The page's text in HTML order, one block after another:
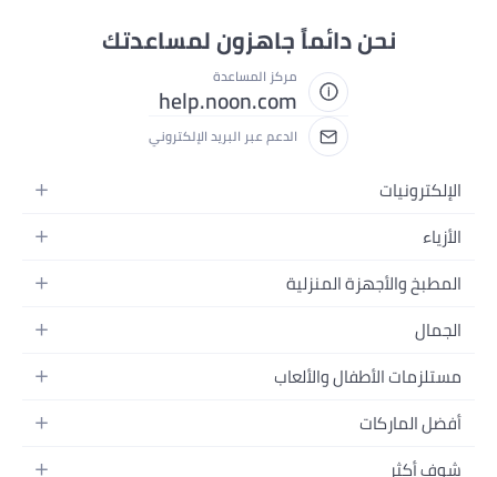
نحن دائماً جاهزون لمساعدتك
مركز المساعدة
help.noon.com
الدعم عبر البريد الإلكتروني
الإلكترونيات
الجوالات
اللابتوبات
الأجهزة المنزلية
التلفزيونات
السماعات
ألعاب القيمنق
الأزياء
أزياء نسائية
أزياء البنات
أزياء الأولاد
المجوهرات
حقائب نسائية
المطبخ والأجهزة المنزلية
الحمام
المطبخ والسفرة
أدوات وتحسين المنزل
الجمال
العطور
العناية بالشعر
العناية بالبشرة
مستلزمات الأطفال والألعاب
الحفاضات
أفضل الماركات
سامسونج
شوف أكثر